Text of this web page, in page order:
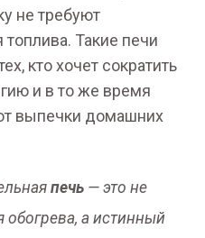
не требуют
Такие печи
кто хочет сократить
и в то же время
выпечки домашних
печь — это не
обогрева, а истинный